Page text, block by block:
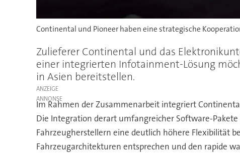
Continental und Pioneer haben eine strategische
Zulieferer Continental und das
einer integrierten Infotainment-Lösung
in Asien bereitstellen.
ANZEIGE
Im Rahmen der Zusammenarbeit integriert
Die Integration derart umfangreicher Software-
Fahrzeugherstellern eine deutlich höhere Flexibilität
Fahrzeugarchitekturen entsprechen und den rapide